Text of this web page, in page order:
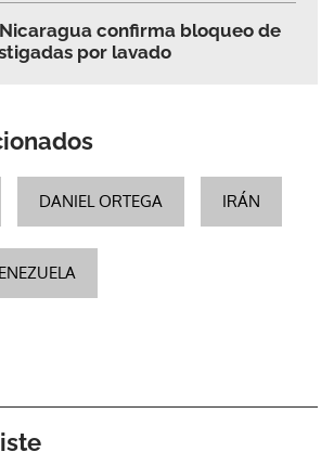
confirma bloqueo de
por lavado
DANIEL ORTEGA IRÁN